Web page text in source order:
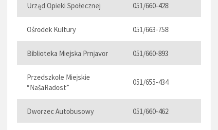
Urząd Opieki Społecznej 051/660-428
Ośrodek Kultury 051/663-758
Biblioteka Miejska Prnjavor 051/660-893
Przedszkole Miejskie
“NašaRadost”
051/655-434
Dworzec Autobusowy 051/660-462